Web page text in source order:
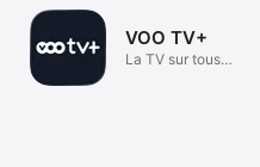
VOO TV+
La TV sur tous